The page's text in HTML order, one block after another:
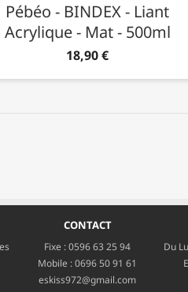
Pébéo - BINDEX - Liant
Acrylique - Mat - 500ml
18,90 €
CONTACT
Fixe :0596 63 25 94
Mobile :0696 50 91 61
eskiss972@gmail.com
Du